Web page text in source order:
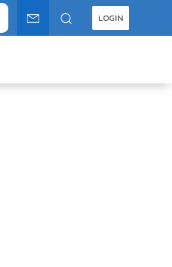
LOGIN